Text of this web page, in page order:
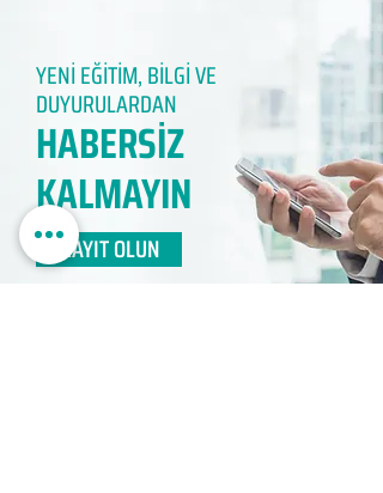
YENİ EĞİTİM, BİLGİ VE
DUYURULARDAN
HABERSİZ
KALMAYIN​
KAYIT OLUN